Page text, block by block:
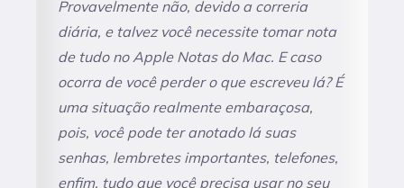
Provavelmente não, devido a correria
diária, e talvez você necessite tomar nota
de tudo no Apple Notas do Mac. E caso
ocorra de você perder o que escreveu lá? É
uma situação realmente embaraçosa,
pois, você pode ter anotado lá suas
senhas, lembretes importantes, telefones,
enfim, tudo que você precisa usar no seu